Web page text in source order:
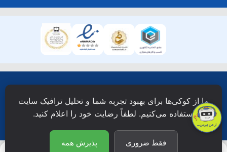
دانش نویان محفوظ است.
ما از کوکی‌ها برای بهبود تجربه شما و تحلیل ترافیک سایت
استفاده می‌کنیم. لطفاً رضایت خود را اعلام کنید.
فقط ضروری پذیرش همه